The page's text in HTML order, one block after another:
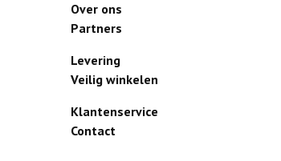
Over ons
Partners
Levering
Veilig winkelen
Klantenservice
Contact